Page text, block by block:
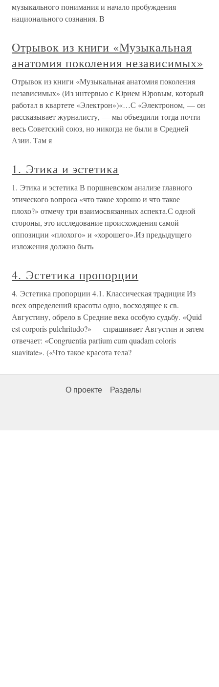
музыкального понимания и начало пробуждения
национального сознания. В
Отрывок из книги «Музыкальная
анатомия поколения независимых»
Отрывок из книги «Музыкальная анатомия поколения
независимых» (Из интервью с Юрием Юровым, который
работал в квартете «Электрон»)«…С «Электроном, — он
рассказывает журналисту, — мы объездили тогда почти
весь Советский союз, но никогда не были в Средней
Азии. Там я
1. Этика и эстетика
1. Этика и эстетика В поршневском анализе главного
этического вопроса «что такое хорошо и что такое
плохо?» отмечу три взаимосвязанных аспекта.С одной
стороны, это исследование происхождения самой
оппозиции «плохого» и «хорошего».Из предыдущего
изложения должно быть
4. Эстетика пропорции
4. Эстетика пропорции 4.1. Классическая традиция Из
всех определений красоты одно, восходящее к св.
Августину, обрело в Средние века особую судьбу. «Quid
est corporis pulchritudo?» — спрашивает Августин и затем
отвечает: «Congruentia partium cum quadam coloris
suavitate». («Что такое красота тела?
О проекте Разделы